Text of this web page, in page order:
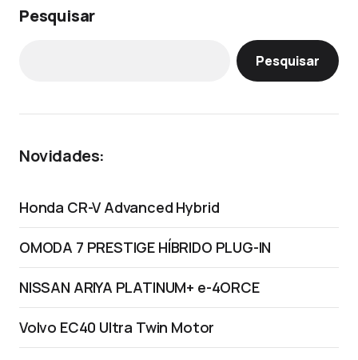
Pesquisar
Pesquisar
Novidades:
Honda CR-V Advanced Hybrid
OMODA 7 PRESTIGE HÍBRIDO PLUG-IN
NISSAN ARIYA PLATINUM+ e-4ORCE
Volvo EC40 Ultra Twin Motor